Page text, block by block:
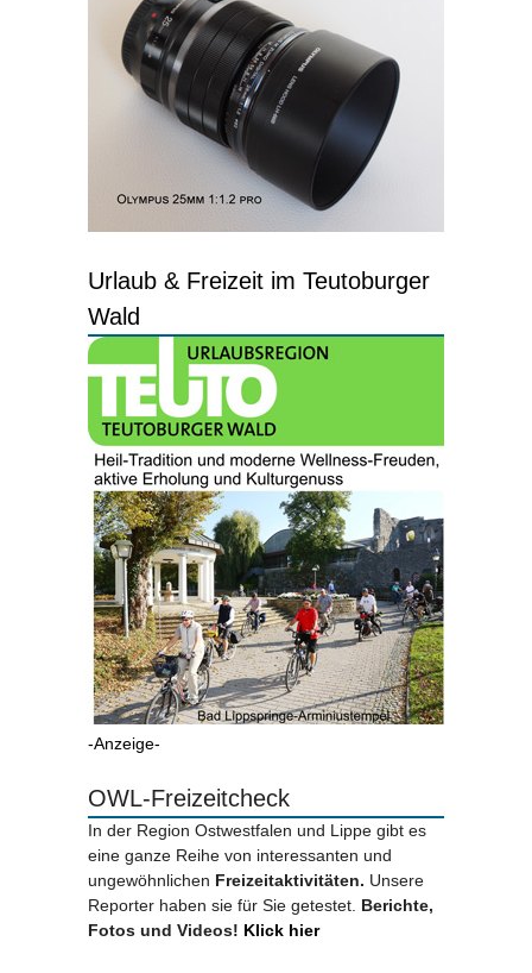
Urlaub & Freizeit im Teutoburger
Wald
-Anzeige-
OWL-Freizeitcheck
In der Region Ostwestfalen und Lippe gibt es
eine ganze Reihe von interessanten und
ungewöhnlichen Freizeitaktivitäten. Unsere
Reporter haben sie für Sie getestet. Berichte,
Fotos und Videos! Klick hier